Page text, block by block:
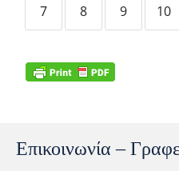
7 8 9 10
Επικοινωνία –